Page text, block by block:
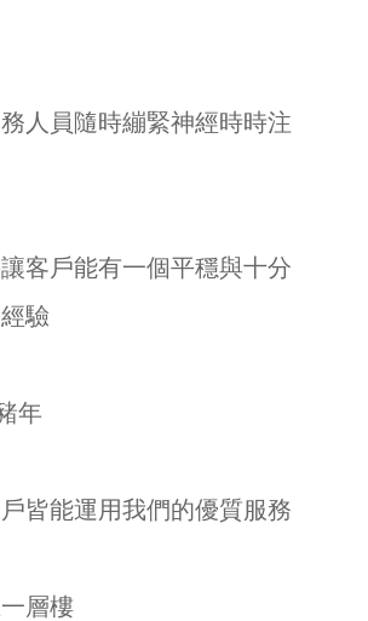
人員隨時繃緊神經時時注
客戶能有一個平穩與十分
驗
年
皆能運用我們的優質服務
層樓